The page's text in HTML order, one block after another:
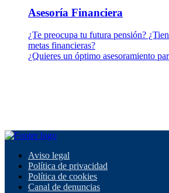
Asesoría Financiera
¿Te preocupa tu futura pensión?
metas financieras?
¿Quieres un óptimo asesoramiento
Aviso legal
Política de privacidad
Política de cookies
Canal de denuncias